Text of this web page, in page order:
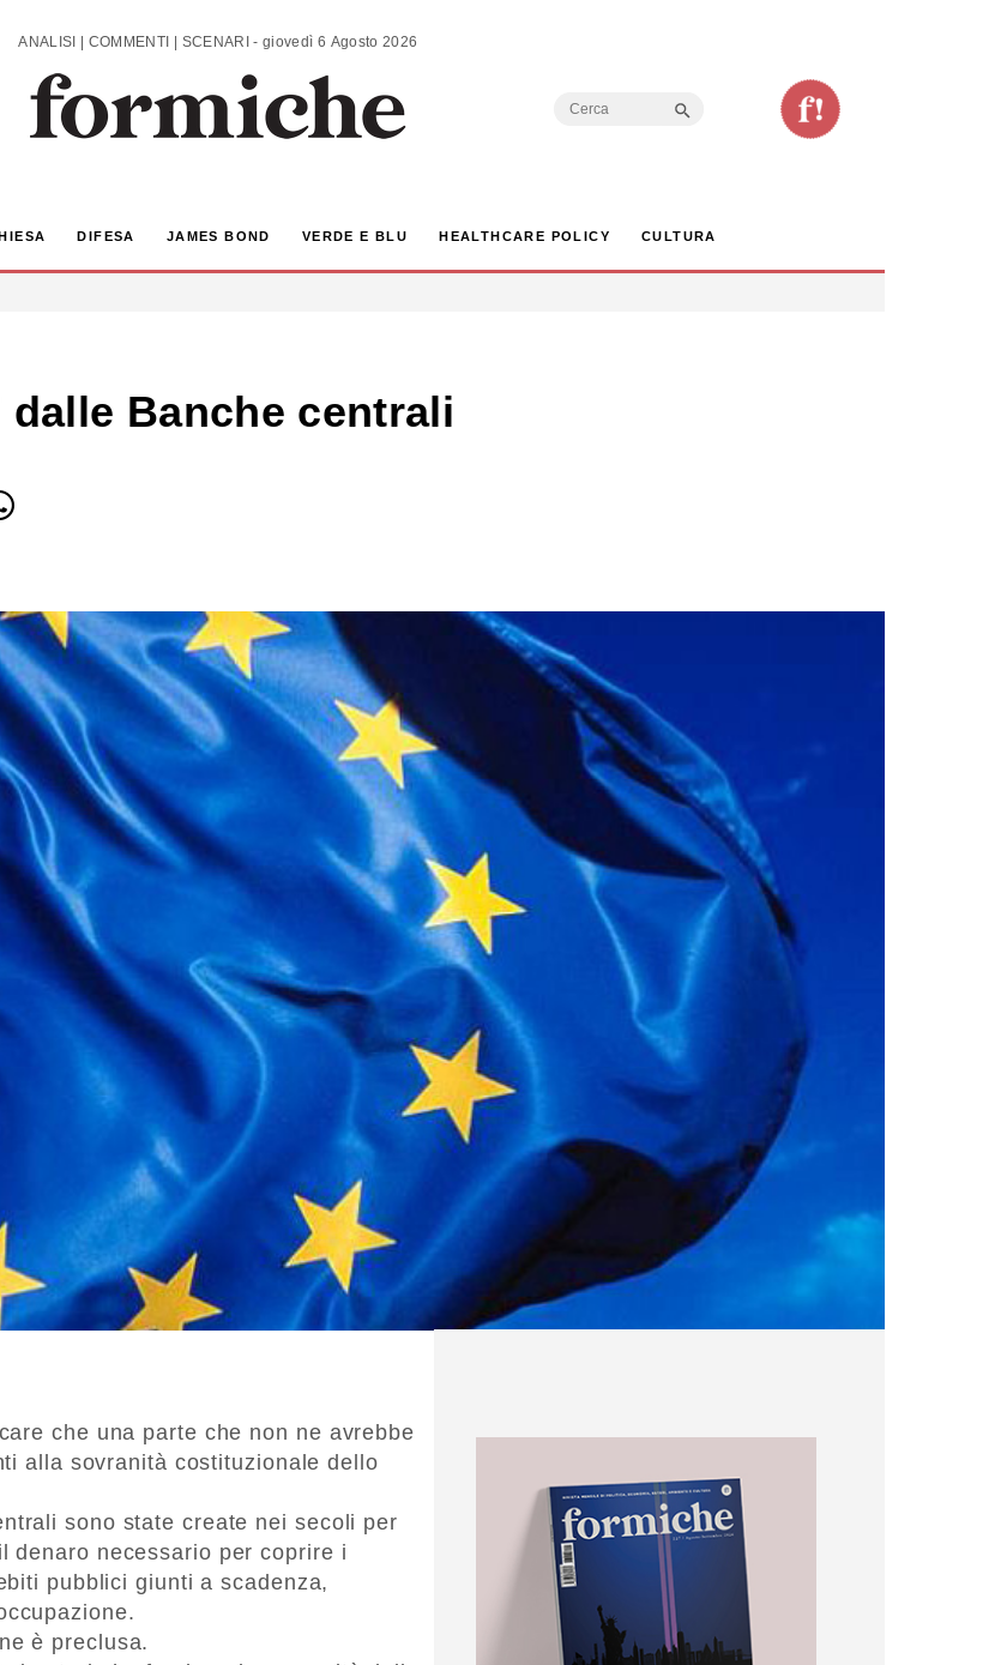
ANALISI | COMMENTI | SCENARI - giovedì 6 Agosto 2026
Search
DIFESA JAMES BOND VERDE E BLU HEALTHCARE POLICY CULTURA
Banche centrali
che una parte che non ne avrebbe
alla sovranità costituzionale dello
sono state create nei secoli per
denaro necessario per coprire i
pubblici giunti a scadenza,
è preclusa.